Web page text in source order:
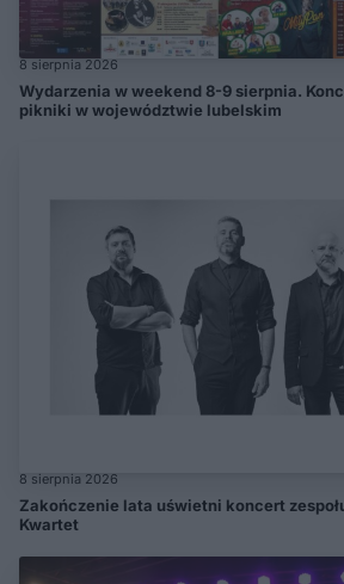
8 sierpnia 2026
Wydarzenia w weekend 8-9 sierpnia.
pikniki w województwie lubelskim
8 sierpnia 2026
Zakończenie lata uświetni koncert
Kwartet